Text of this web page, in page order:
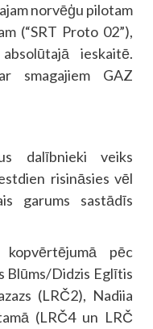
norvēģu pilotam
(“SRT Proto 02”),
ieskaitē.
smagajiem GAZ
dalībnieki veiks
risināsies vēl
garums sastādīs
pēc
Blūms/Didzis Eglītis
(LRČ2), Nadiia
(LRČ4 un LRČ